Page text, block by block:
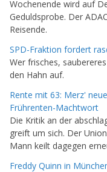
Wochenende wird auf
Geduldsprobe. Der
Reisende.
SPD-Fraktion fordert
Wer frisches,
den Hahn auf.
Rente mit 63: Merz'
Frührenten-Machtwort
Die Kritik an der
greift um sich. Der
Mann keilt dagegen
Freddy Quinn in